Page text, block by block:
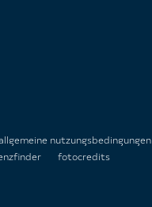
nutzungsbedingungen
fotocredits